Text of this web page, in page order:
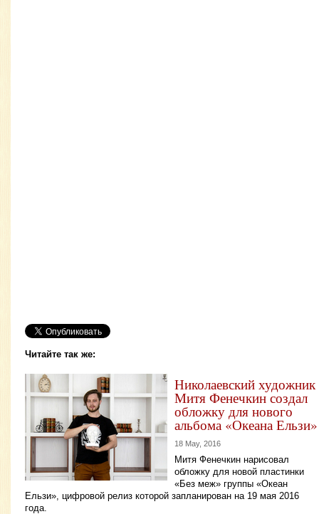
Читайте так же:
Николаевский художник
Митя Фенечкин создал
обложку для нового
альбома «Океана Ельзи»
18 May, 2016
Митя Фенечкин нарисовал
обложку для новой пластинки
«Без меж» группы «Океан
Ельзи», цифровой релиз которой запланирован на 19 мая 2016
года.